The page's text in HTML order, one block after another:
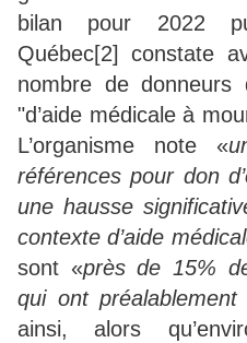
bilan pour 2022
Québec[2] constate
nombre de donneurs
"d’aide médicale à
L’organisme note «
références pour don
une hausse
contexte d’aide
sont «près de 15%
qui ont
ainsi, alors